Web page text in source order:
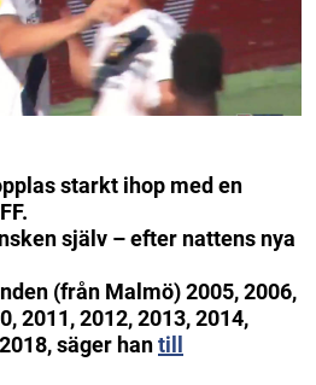
starkt ihop med en
själv – efter nattens nya
(från Malmö) 2005, 2006,
2011, 2012, 2013, 2014,
säger hantill